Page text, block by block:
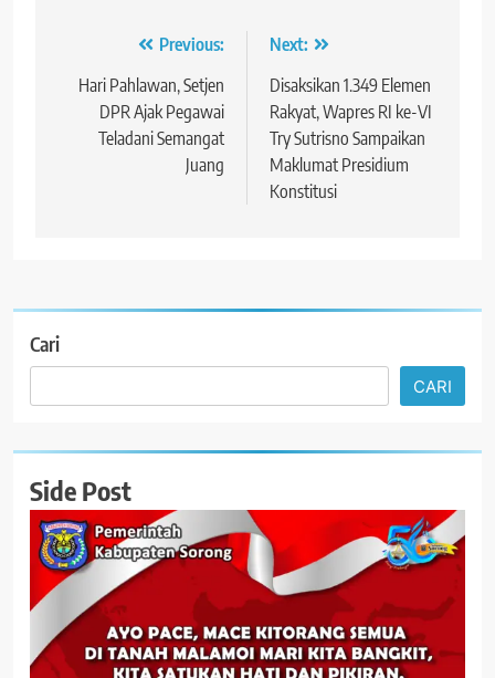
Navigasi
pos
Previous:
Hari Pahlawan, Setjen
DPR Ajak Pegawai
Teladani Semangat
Juang
Next:
Disaksikan 1.349 Elemen
Rakyat, Wapres RI ke-VI
Try Sutrisno Sampaikan
Maklumat Presidium
Konstitusi
Cari
CARI
Side Post